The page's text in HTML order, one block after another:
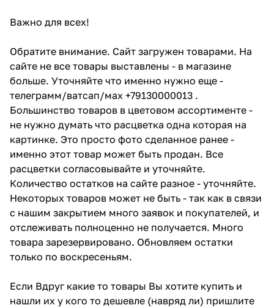
Важно для всех!
Обратите внимание. Сайт загружен товарами. На
сайте не все товары выставлены - в магазине
больше. Уточняйте что именно нужно еще -
телеграмм/ватсап/мах +79130000013 .
Большинство товаров в цветовом ассортименте -
не нужно думать что расцветка одна которая на
картинке. Это просто фото сделанное ранее -
именно этот товар может быть продан. Все
расцветки согласовывайте и уточняйте.
Количество остатков на сайте разное - уточняйте.
Некоторых товаров может не быть - так как в связи
с нашим закрытием много заявок и покупателей, и
отслеживать полноценно не получается. Много
товара зарезервировано. Обновляем остатки
только по воскресеньям.
Если Вдруг какие то товары Вы хотите купить и
нашли их у кого то дешевле (навряд ли) пришлите